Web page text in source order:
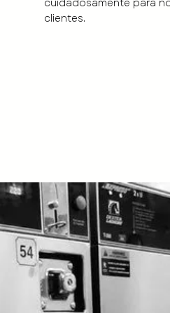
cuidadosamente para
clientes.